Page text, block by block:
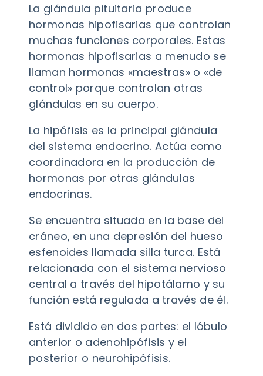
La glándula pituitaria produce
hormonas hipofisarias que controlan
muchas funciones corporales. Estas
hormonas hipofisarias a menudo se
llaman hormonas «maestras» o «de
control» porque controlan otras
glándulas en su cuerpo.
La hipófisis es la principal glándula
del sistema endocrino. Actúa como
coordinadora en la producción de
hormonas por otras glándulas
endocrinas.
Se encuentra situada en la base del
cráneo, en una depresión del hueso
esfenoides llamada silla turca. Está
relacionada con el sistema nervioso
central a través del hipotálamo y su
función está regulada a través de él.
Está dividido en dos partes: el lóbulo
anterior o adenohipófisis y el
posterior o neurohipófisis.